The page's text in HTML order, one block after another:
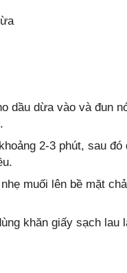
dầu dừa vào và đun
2-3 phút, sau
muối lên bề mặt
khăn giấy sạch